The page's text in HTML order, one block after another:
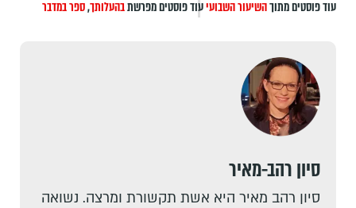
עוד פוסטים מתוךהשיעור השבועיעוד פוסטים מפרשתבהעלותך,ספר במדבר
סיון רהב-מאיר
סיון רהב מאיר היא אשת תקשורת ומרצה. נשואה